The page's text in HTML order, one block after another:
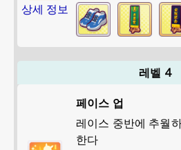
상세 정보
레벨 4
페이스 업
레이스 중반에 추월
한다